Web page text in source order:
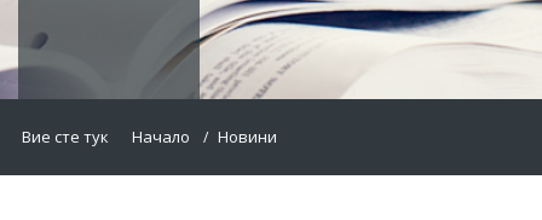
Вие сте тук Начало Новини